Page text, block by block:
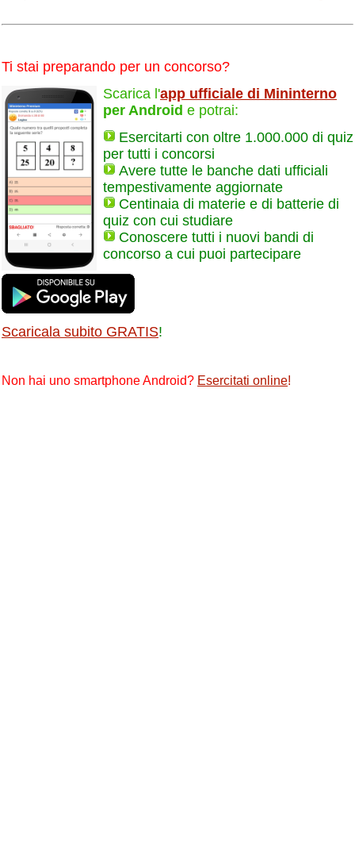
Ti stai preparando per un concorso?
Scarica l'app ufficiale di Mininterno
per Android e potrai:
Esercitarti con oltre 1.000.000 di quiz
per tutti i concorsi
Avere tutte le banche dati ufficiali
tempestivamente aggiornate
Centinaia di materie e di batterie di
quiz con cui studiare
Conoscere tutti i nuovi bandi di
concorso a cui puoi partecipare
Scaricala subito GRATIS!
Non hai uno smartphone Android? Esercitati online!